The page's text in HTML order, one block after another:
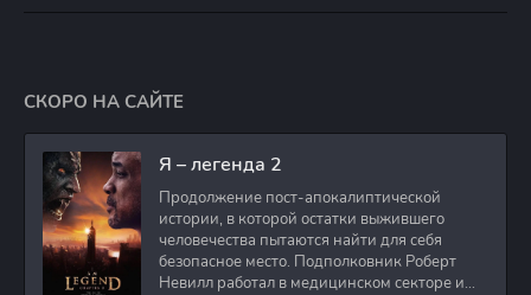
СКОРО НА САЙТЕ
Я – легенда 2
Продолжение пост-апокалиптической
истории, в которой остатки выжившего
человечества пытаются найти для себя
безопасное место. Подполковник Роберт
Невилл работал в медицинском секторе и